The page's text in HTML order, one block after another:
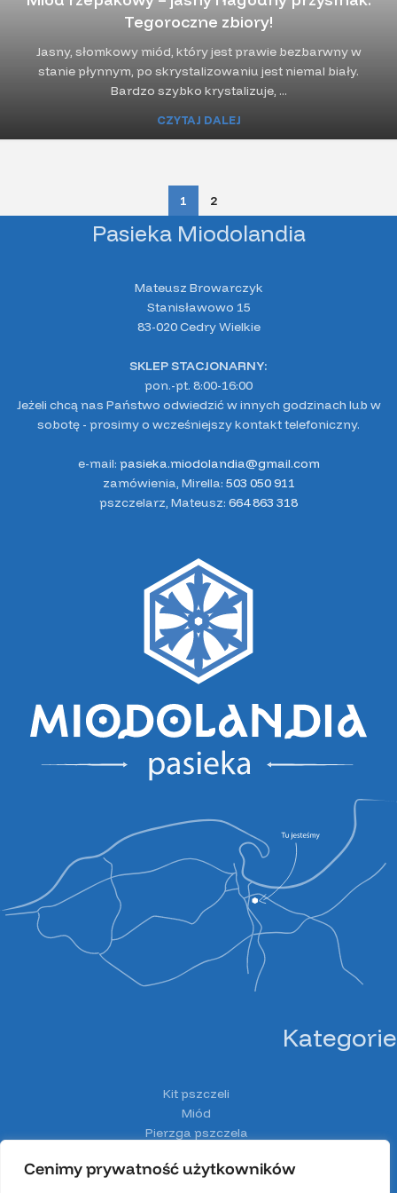
Cenimy prywatność użytkowników
Tegoroczne zbiory!
Jasny, słomkowy miód, który jest prawie bezbarwny w
stanie płynnym, po skrystalizowaniu jest niemal biały.
Bardzo szybko krystalizuje, ...
CZYTAJ DALEJ
Nasz pierwszy zjazd pszczelarzy SPP
POLANKA :)
Witajcie! Troszkę już czasu minęło od tego zjazdu, ale
niestety nie miałam jak opisać tego wydarzenia, gdyż przez
przeprowadzkę nie mi...
CZYTAJ DALEJ
Pszczelarz jako wykonywany zawód –
Witam Was serdecznie, zaintrygował mnie jeden z
komentarzy, na który chciałbym obszerniej się
CZYTAJ DALEJ
1 2
Pasieka Miodolandia
Mateusz Browarczyk
Stanisławowo 15
83-020 Cedry Wielkie
SKLEP STACJONARNY:
pon.-pt. 8:00-16:00
Jeżeli chcą nas Państwo odwiedzić w innych godzinach lub w
sobotę - prosimy o wcześniejszy kontakt telefoniczny.
e-mail: pasieka.miodolandia@gmail.com
zamówienia, Mirella: 503 050 911
pszczelarz, Mateusz: 664 863 318
Kategorie
Kit pszczeli
Miód
Pierzga pszczela
Spiżarnia Miodolandia